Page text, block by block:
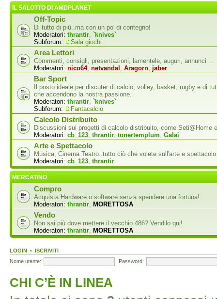
IL SALOTTO DI AMDPLANET
Off-Topic
Di tutto di più..ma con un po' di contegno!
Moderatori: thrantir, `knives`
Subforum:
Sala giochi
Area Lettori
Commenti, consigli, presentazioni, lamentele, auguri, annunci ...
Moderatori: nico64, netvandal , Aragorn, jaber
Bar Sport
Il posto ideale per discuter di calcio, volley, basket, rugby e di
che accendono la nostra passione.
Moderatori: thrantir, `knives`
Subforum:
Fantacalcio
Calcolo Distribuito
Discussioni sui progetti di calcolo distribuito, come Seti@Home
Moderatori: cb_123, thrantir, tonertemplum, Galai
Arte e Spettacolo
Musica, Cinema Teatro..tutto ciò che volete sull'arte e
Moderatori: cb_123, thrantir
MERCATINO
Compro
Acquista Hardware o software senza spendere una fortuna!
Moderatori: thrantir, MORETTOSA
Vendo
Non sai più dove mettere il vecchio 486? Vendilo qui!
Moderatori: thrantir, MORETTOSA
LOGIN • ISCRIVITI
Nome utente:
Password:
CHI C’È IN LINEA